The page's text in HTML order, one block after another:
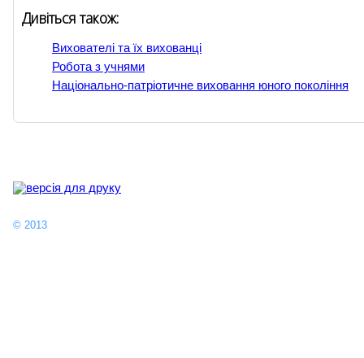
Дивіться також:
Вихователі та їх вихованці
Робота з учнями
Національно-патріотичне виховання юного покоління
© 2013